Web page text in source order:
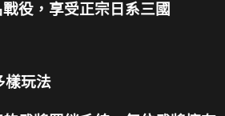
役，享受正宗日系三國
樣玩法